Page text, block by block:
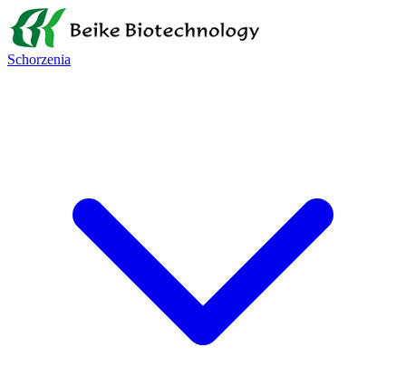
Schorzenia